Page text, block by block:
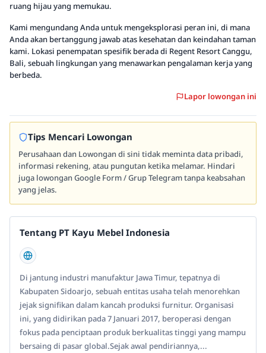
ruang hijau yang memukau.
Kami mengundang Anda untuk mengeksplorasi peran ini, di mana
Anda akan bertanggung jawab atas kesehatan dan keindahan taman
kami. Lokasi penempatan spesifik berada di Regent Resort Canggu,
Bali, sebuah lingkungan yang menawarkan pengalaman kerja yang
berbeda.
Lapor lowongan ini
Tips Mencari Lowongan
Perusahaan dan Lowongan di sini tidak meminta data pribadi,
informasi rekening, atau pungutan ketika melamar. Hindari
juga lowongan Google Form / Grup Telegram tanpa keabsahan
yang jelas.
Tentang PT Kayu Mebel Indonesia
Di jantung industri manufaktur Jawa Timur, tepatnya di
Kabupaten Sidoarjo, sebuah entitas usaha telah menorehkan
jejak signifikan dalam kancah produksi furnitur. Organisasi
ini, yang didirikan pada 7 Januari 2017, beroperasi dengan
fokus pada penciptaan produk berkualitas tinggi yang mampu
bersaing di pasar global.Sejak awal pendiriannya,...